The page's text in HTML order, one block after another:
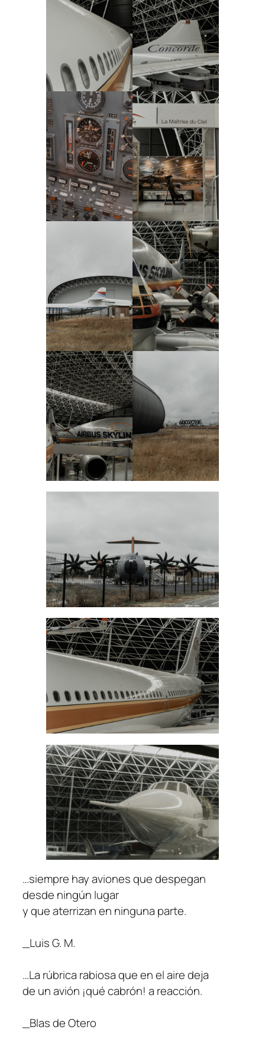
…siempre hay aviones que despegan
desde ningún lugar
y que aterrizan en ninguna parte.
_Luis G. M.
…La rúbrica rabiosa que en el aire deja
de un avión ¡qué cabrón! a reacción.
_Blas de Otero